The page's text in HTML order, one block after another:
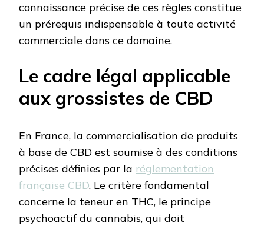
connaissance précise de ces règles constitue
un prérequis indispensable à toute activité
commerciale dans ce domaine.
Le cadre légal applicable
aux grossistes de CBD
En France, la commercialisation de produits
à base de CBD est soumise à des conditions
précises définies par la réglementation
française CBD. Le critère fondamental
concerne la teneur en THC, le principe
psychoactif du cannabis, qui doit